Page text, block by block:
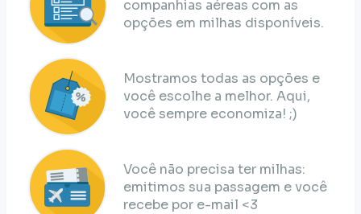
companhias aéreas com as
opções em milhas disponíveis.
Mostramos todas as opções e
você escolhe a melhor. Aqui,
você sempre economiza! ;)
Você não precisa ter milhas:
emitimos sua passagem e você
recebe por e-mail <3